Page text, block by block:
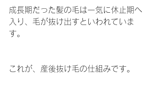
成長期だった髪の毛は一気に休止期へ
入り、毛が抜け出すといわれていま
す。
これが、産後抜け毛の仕組みです。